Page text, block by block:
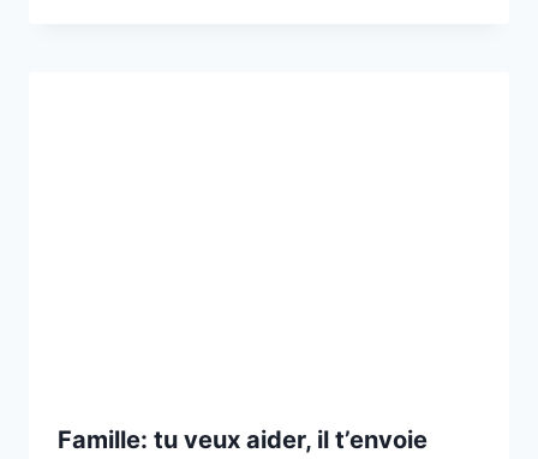
Famille: tu veux aider, il t’envoie